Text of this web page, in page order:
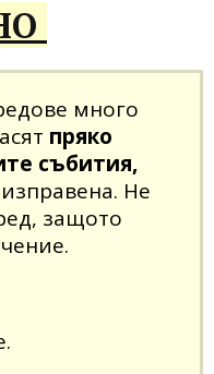
много
пряко
събития,
Не
защото